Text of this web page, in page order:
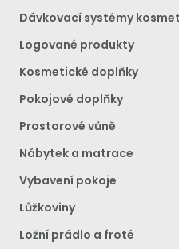
Dávkovací systémy
Logované produkty
Kosmetické doplňky
Pokojové doplňky
Prostorové vůně
Nábytek a matrace
Vybavení pokoje
Lůžkoviny
Ložní prádlo a froté